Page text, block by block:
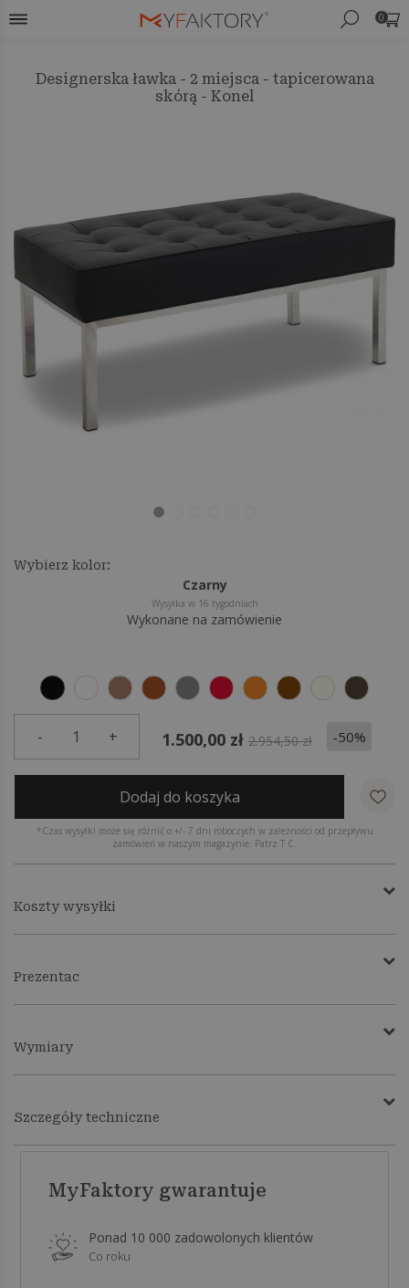
0
Designerska ławka - 2 miejsca - tapicerowana
skórą - Konel
Wybierz kolor:
Czarny
Wysyłka w 16 tygodniach
Wykonane na zamówienie
- 1 + 1.500,00 zł 2.954,50 zł -50%
Dodaj do koszyka
*Czas wysyłki może się różnić o +/- 7 dni roboczych w zależności od przepływu
zamówień w naszym magazynie. Patrz T C.
Koszty wysyłki
Prezentac
Wymiary
Szczegóły techniczne
MyFaktory gwarantuje
Ponad 10 000 zadowolonych klientów
Co roku